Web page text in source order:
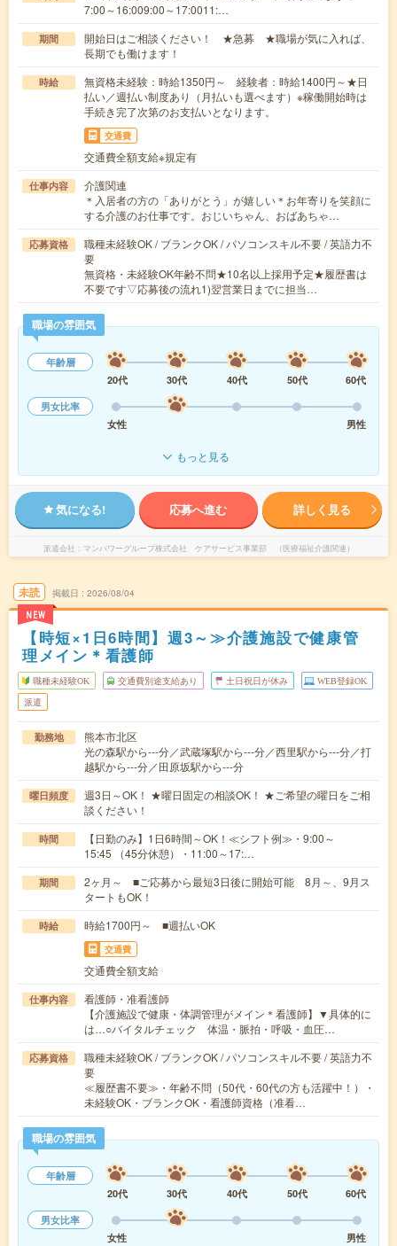
7:00～16:009:00～17:0011:…
期間
開始日はご相談ください！ ★急募 ★職場が気に入れば、
長期でも働けます！
時給
無資格未経験：時給1350円～ 経験者：時給1400円～★日
払い／週払い制度あり（月払いも選べます）※稼働開始時は
手続き完了次第のお支払いとなります。
交通費
交通費全額支給※規定有
仕事内容
介護関連
＊入居者の方の「ありがとう」が嬉しい＊お年寄りを笑顔に
する介護のお仕事です。おじいちゃん、おばあちゃ…
応募資格
職種未経験OK / ブランクOK / パソコンスキル不要 / 英語力不
要
無資格・未経験OK年齢不問★10名以上採用予定★履歴書は
不要です▽応募後の流れ1)翌営業日までに担当…
職場の雰囲気
年齢層
20代
30代 40代 50代
60代
男女比率
女性
男性
もっと見る
気になる! 応募へ進む 詳しく見る
派遣会社 マンパワーグループ株式会社 ケアサービス事業部 （医療福祉介護関連）
未読
NEW
掲載日 2026/08/04
【時短×1日6時間】週3～≫介護施設で健康管
理メイン＊看護師
職種未経験OK 交通費別途支給あり 土日祝日が休み WEB登録OK
派遣
勤務地
熊本市北区
光の森駅から---分／武蔵塚駅から---分／西里駅から---分／打
越駅から---分／田原坂駅から---分
曜日頻度
週3日～OK！ ★曜日固定の相談OK！ ★ご希望の曜日をご相
談ください！
時間
【日勤のみ】1日6時間～OK！≪シフト例≫・9:00～
15:45 （45分休憩）・11:00～17:…
期間
2ヶ月～ ■ご応募から最短3日後に開始可能 8月～、9月ス
タートもOK！
時給 時給1700円～ ■週払いOK
交通費
交通費全額支給
仕事内容
看護師・准看護師
【介護施設で健康・体調管理がメイン＊看護師】▼具体的に
は…○バイタルチェック 体温・脈拍・呼吸・血圧…
応募資格
職種未経験OK / ブランクOK / パソコンスキル不要 / 英語力不
要
≪履歴書不要≫・年齢不問（50代・60代の方も活躍中！）・
未経験OK・ブランクOK・看護師資格（准看…
職場の雰囲気
年齢層
20代
30代 40代 50代
60代
男女比率
女性
男性